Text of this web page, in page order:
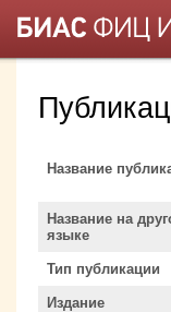
Название
Название на
языке
Тип публикации
Издание